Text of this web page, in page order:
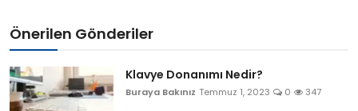
Önerilen Gönderiler
Klavye Donanımı Nedir?
Buraya Bakınız Temmuz 1, 2023 0 347